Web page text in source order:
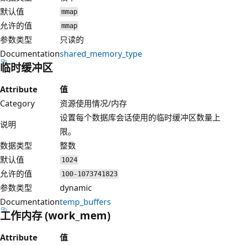
默认值
mmap
允许的值 mmap
参数类型
只读的
Documentationshared_memory_type
临时缓冲区
Attribute
值
Category
资源使用情况/内存
说明
设置每个数据库会话使用的临时缓冲区数量上
限。
数据类型
整数
默认值
1024
允许的值 100-1073741823
参数类型
dynamic
Documentationtemp_buffers
工作内存 (work_mem)
Attribute
值